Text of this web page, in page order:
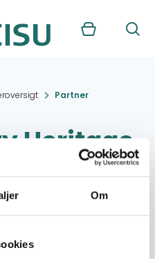
Om
Kurv Søg
Partner
Heritage
and
######## ##. ##